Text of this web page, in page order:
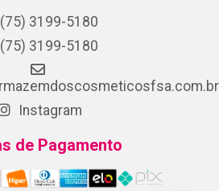
(75) 3199-5180
(75) 3199-5180
Instagram
de Pagamento